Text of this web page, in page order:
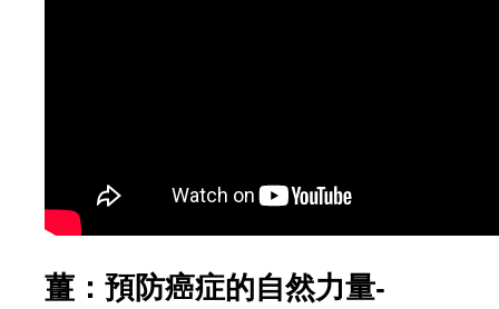
薑：預防癌症的自然力量-